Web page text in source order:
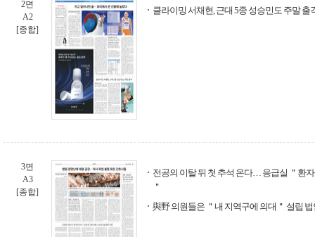
2면
A2
[종합]
클라이밍 서채현, 근대 5종 성승민도 주말 출
3면
A3
[종합]
전공의 이탈 뒤 첫 추석 온다… 응급실 ＂환
＂
與野 의원들은 ＂내 지역구에 의대＂ 설립